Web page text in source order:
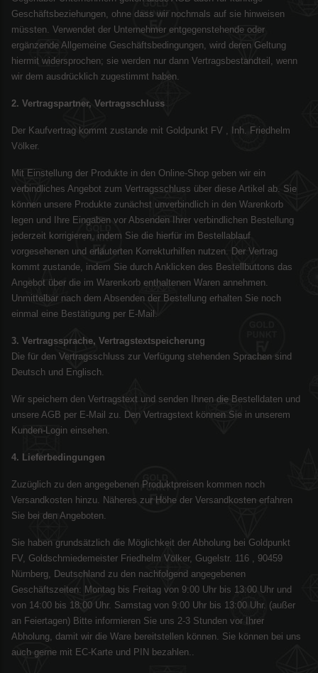
Geschäftsbeziehungen, ohne dass wir nochmals auf sie hinweisen
müssten. Verwendet der Unternehmer entgegenstehende oder
ergänzende Allgemeine Geschäftsbedingungen, wird deren Geltung
hiermit widersprochen; sie werden nur dann Vertragsbestandteil, wenn
wir dem ausdrücklich zugestimmt haben.
2. Vertragspartner, Vertragsschluss
Der Kaufvertrag kommt zustande mit Goldpunkt FV , Inh. Friedhelm
Völker.
Mit Einstellung der Produkte in den Online-Shop geben wir ein
verbindliches Angebot zum Vertragsschluss über diese Artikel ab. Sie
können unsere Produkte zunächst unverbindlich in den Warenkorb
legen und Ihre Eingaben vor Absenden Ihrer verbindlichen Bestellung
jederzeit korrigieren, indem Sie die hierfür im Bestellablauf
vorgesehenen und erläuterten Korrekturhilfen nutzen. Der Vertrag
kommt zustande, indem Sie durch Anklicken des Bestellbuttons das
Angebot über die im Warenkorb enthaltenen Waren annehmen.
Unmittelbar nach dem Absenden der Bestellung erhalten Sie noch
einmal eine Bestätigung per E-Mail.
3. Vertragssprache, Vertragstextspeicherung
Die für den Vertragsschluss zur Verfügung stehenden Sprachen sind
Deutsch und Englisch.
Wir speichern den Vertragstext und senden Ihnen die Bestelldaten und
unsere AGB per E-Mail zu. Den Vertragstext können Sie in unserem
Kunden-Login einsehen.
4. Lieferbedingungen
Zuzüglich zu den angegebenen Produktpreisen kommen noch
Versandkosten hinzu. Näheres zur Höhe der Versandkosten erfahren
Sie bei den Angeboten.
Sie haben grundsätzlich die Möglichkeit der Abholung bei Goldpunkt
FV, Goldschmiedemeister Friedhelm Völker, Gugelstr. 116 , 90459
Nürnberg, Deutschland zu den nachfolgend angegebenen
Geschäftszeiten: Montag bis Freitag von 9:00 Uhr bis 13:00 Uhr und
von 14:00 bis 18:00 Uhr. Samstag von 9:00 Uhr bis 13:00 Uhr. (außer
an Feiertagen) Bitte informieren Sie uns 2-3 Stunden vor Ihrer
Abholung, damit wir die Ware bereitstellen können. Sie können bei uns
auch gerne mit EC-Karte und PIN bezahlen..